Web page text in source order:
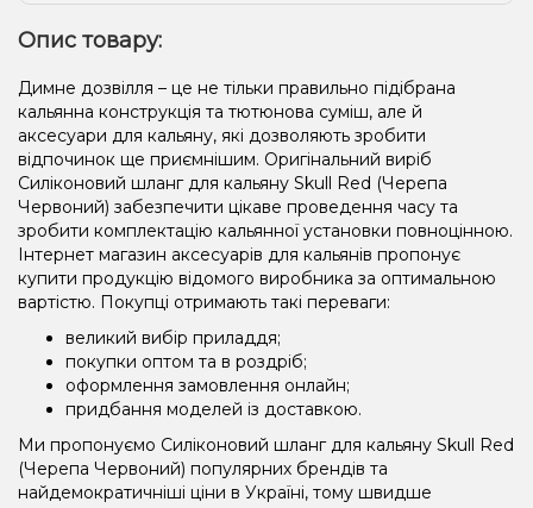
Опис товару:
Димне дозвілля – це не тільки правильно підібрана
кальянна конструкція та тютюнова суміш, але й
аксесуари для кальяну, які дозволяють зробити
відпочинок ще приємнішим. Оригінальний виріб
Силіконовий шланг для кальяну Skull Red (Черепа
Червоний) забезпечити цікаве проведення часу та
зробити комплектацію кальянної установки повноцінною.
Інтернет магазин аксесуарів для кальянів пропонує
купити продукцію відомого виробника за оптимальною
вартістю. Покупці отримають такі переваги:
великий вибір приладдя;
покупки оптом та в роздріб;
оформлення замовлення онлайн;
придбання моделей із доставкою.
Ми пропонуємо Силіконовий шланг для кальяну Skull Red
(Черепа Червоний) популярних брендів та
найдемократичніші ціни в Україні, тому швидше